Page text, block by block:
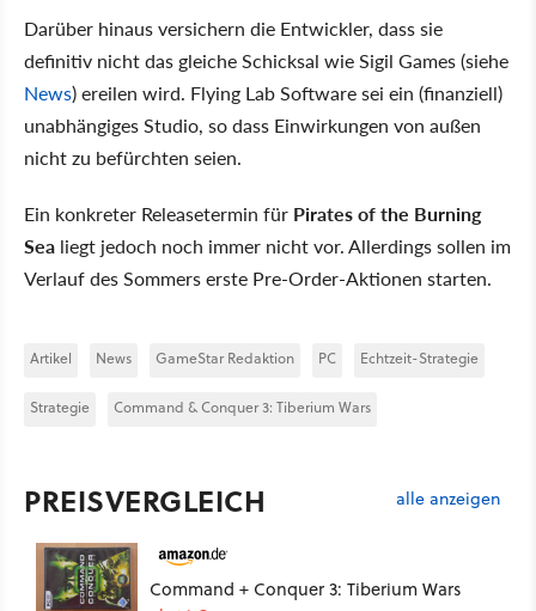
Darüber hinaus versichern die Entwickler, dass sie
definitiv nicht das gleiche Schicksal wie Sigil Games (siehe
News) ereilen wird. Flying Lab Software sei ein (finanziell)
unabhängiges Studio, so dass Einwirkungen von außen
nicht zu befürchten seien.
Ein konkreter Releasetermin für Pirates of the Burning
Sea liegt jedoch noch immer nicht vor. Allerdings sollen im
Verlauf des Sommers erste Pre-Order-Aktionen starten.
Artikel News GameStar Redaktion PC Echtzeit-Strategie
Strategie Command & Conquer 3: Tiberium Wars
PREISVERGLEICH alle anzeigen
Command + Conquer 3: Tiberium Wars